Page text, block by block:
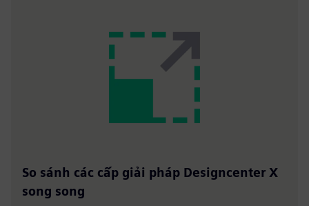
So sánh các cấp giải pháp Designcenter X
song song